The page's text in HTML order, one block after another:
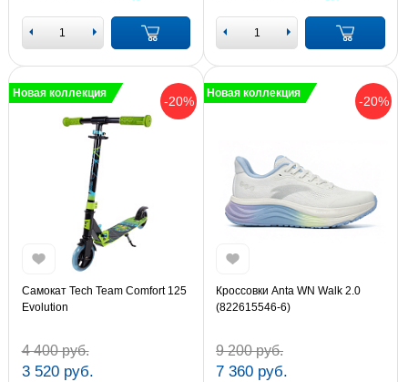
-20%
Новая коллекция
Самокат Tech Team Comfort 125
Evolution
4 400 руб.
3 520 руб.
-20%
Новая коллекция
Кроссовки Anta WN Walk 2.0
(822615546-6)
9 200 руб.
7 360 руб.